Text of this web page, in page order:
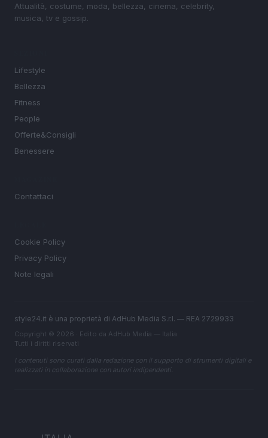
Attualità, costume, moda, bellezza, cinema, celebrity,
musica, tv e gossip.
Lifestyle
Bellezza
Fitness
People
Offerte&Consigli
Benessere
Contattaci
Cookie Policy
Privacy Policy
Note legali
style24.it è una proprietà di AdHub Media S.r.l. — REA 2729933
Copyright © 2026 · Edito da AdHub Media — Italia
Tutti i diritti riservati
I contenuti sono curati dalla redazione con il supporto di strumenti digitali e
realizzati in collaborazione con autori indipendenti.